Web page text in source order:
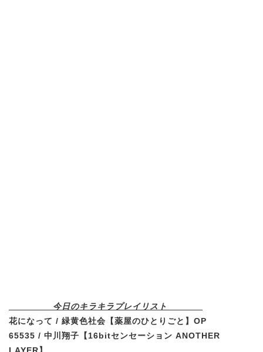
今日のキラキラプレイリスト
花になって / 緑黄色社会【薬屋のひとりごと】OP
65535 / 中川翔子【16bitセンセーション ANOTHER
LAYER】